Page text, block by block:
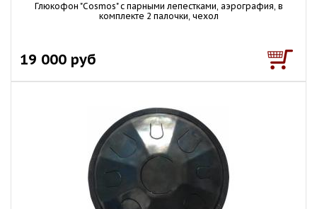
Глюкофон "Cosmos" с парными лепестками, аэрография, в
комплекте 2 палочки, чехол
19 000 руб